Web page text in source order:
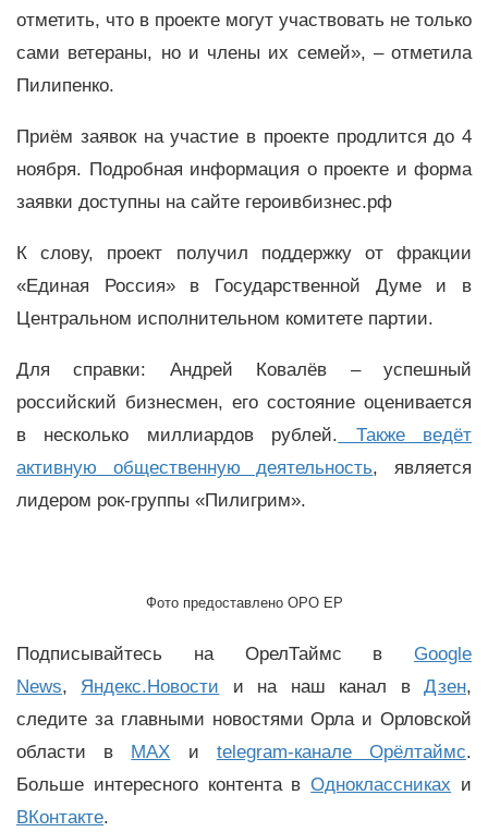
отметить, что в проекте могут участвовать не только
сами ветераны, но и члены их семей», – отметила
Пилипенко.
Приём заявок на участие в проекте продлится до 4
ноября. Подробная информация о проекте и форма
заявки доступны на сайте героивбизнес.рф
К слову, проект получил поддержку от фракции
«Единая Россия» в Государственной Думе и в
Центральном исполнительном комитете партии.
Для справки: Андрей Ковалёв – успешный
российский бизнесмен, его состояние оценивается
в несколько миллиардов рублей. Также ведёт
активную общественную деятельность, является
лидером рок-группы «Пилигрим».
Фото предоставлено ОРО ЕР
Подписывайтесь на ОрелТаймс в Google
News, Яндекс.Новости и на наш канал вДзен,
следите за главными новостями Орла и Орловской
области в MAX и telegram-канале Орёлтаймс.
Больше интересного контента вОдноклассниках и
ВКонтакте.